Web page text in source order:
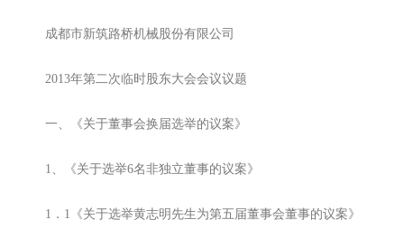
成都市新筑路桥机械股份有限公司
2013年第二次临时股东大会会议议题
一、《关于董事会换届选举的议案》
1、《关于选举6名非独立董事的议案》
1．1《关于选举黄志明先生为第五届董事会董事的议案》